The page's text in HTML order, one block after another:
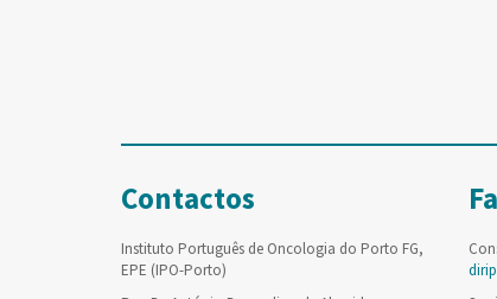
Contactos
Instituto Português de Oncologia do Porto FG,
EPE (IPO-Porto)